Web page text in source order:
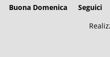
Buona Domenica
Seguici